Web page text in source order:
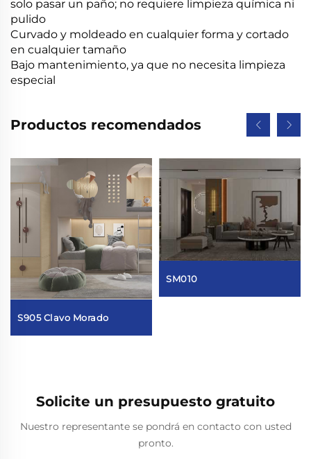
solo pasar un paño; no requiere limpieza química ni
pulido
Curvado y moldeado en cualquier forma y cortado
en cualquier tamaño
Bajo mantenimiento, ya que no necesita limpieza
especial
Productos recomendados
S905 Clavo Morado
SM010
Solicite un presupuesto gratuito
Nuestro representante se pondrá en contacto con usted
pronto.